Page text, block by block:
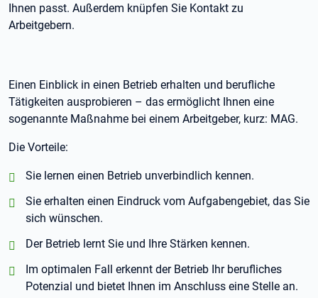
Ihnen passt. Außerdem knüpfen Sie Kontakt zu
Arbeitgebern.
Einen Einblick in einen Betrieb erhalten und berufliche
Tätigkeiten ausprobieren – das ermöglicht Ihnen eine
sogenannte Maßnahme bei einem Arbeitgeber, kurz: MAG.
Die Vorteile:
positiv:
Sie lernen einen Betrieb unverbindlich kennen.
positiv:
Sie erhalten einen Eindruck vom Aufgabengebiet, das Sie
sich wünschen.
positiv:
Der Betrieb lernt Sie und Ihre Stärken kennen.
positiv:
Im optimalen Fall erkennt der Betrieb Ihr berufliches
Potenzial und bietet Ihnen im Anschluss eine Stelle an.